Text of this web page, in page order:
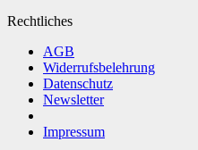
Rechtliches
AGB
Widerrufsbelehrung
Datenschutz
Newsletter
Impressum